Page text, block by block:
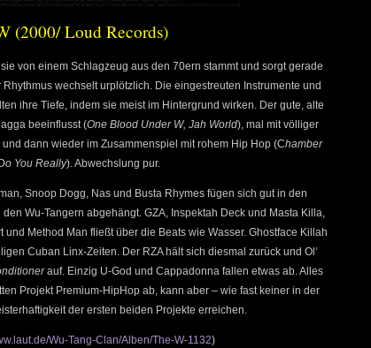
(2000/ Loud Records)
von einem Schlagzeug aus den 70ern stammt und sorgt gerade
wechselt urplötzlich. Die eingestreuten Instrumente und
ihre Tiefe, indem sie meist im Hintergrund wirken. Der gute, alte
beeinflusst (One Blood Under W, Jah World), mal mit völliger
und dann wieder im Zusammenspiel mit rohem Hip Hop (Chamber
You Really). Abwechslung pur.
Snoop Dogg, Nas und Busta Rhymes fügen sich gut in den
Wu-Tangern abgehängt. GZA, Inspektah Deck und Masta Killa,
Method Man fließt über die Beats wie Wasser. Ghostface Killah
Cuban Linx-Zeiten. Der RZA hält sich diesmal zurück und Ol‘
auf. Einzig U-God und Cappadonna fallen etwas ab. Alles
Projekt Premium-HipHop ab, kann aber – wie fast keiner in der
der ersten beiden Projekte erreichen.
Wu-Tang-Clan/Alben/The-W-1132)